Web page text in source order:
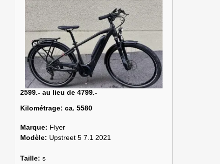
2599.- au lieu de 4799.-
Kilométrage: ca. 5580
Marque: Flyer
Modèle: Upstreet 5 7.1 2021
Taille: s